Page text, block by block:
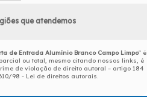
que atendemos
de Entrada Alumínio Branco Campo Limpo" é
ou total, mesmo citando nossos links, é
de violação de direito autoral – artigo 184
98 - Lei de direitos autorais